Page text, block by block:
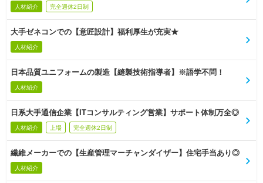
人材紹介 完全週休2日制
大手ゼネコンでの【意匠設計】福利厚生が充実★
人材紹介
日本品質ユニフォームの製造【縫製技術指導者】※語学不問！
人材紹介
日系大手通信企業【ITコンサルティング営業】サポート体制万全◎
人材紹介 上場 完全週休2日制
繊維メーカーでの【生産管理マーチャンダイザー】住宅手当あり◎
人材紹介